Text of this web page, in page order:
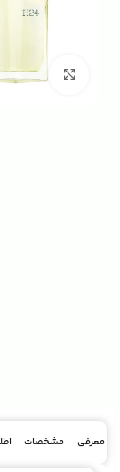
معرفی مشخصات